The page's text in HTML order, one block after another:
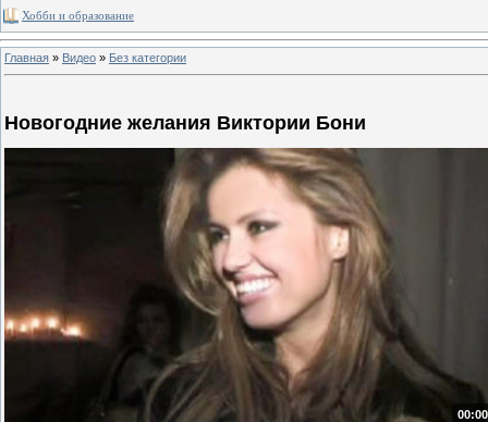
Хобби и образование
Главная » Видео » Без категории
Новогодние желания Виктории Бони